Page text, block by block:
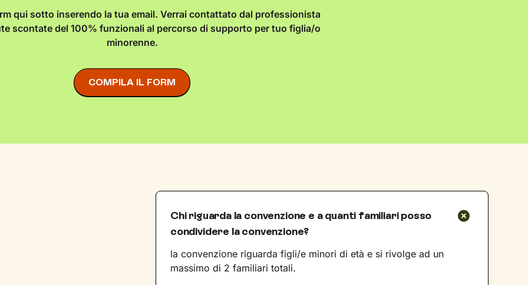
qui sotto inserendo la tua email. Verrai contattato dal professionista
scontate del 100% funzionali al percorso di supporto per tuo figlia/o
minorenne.
COMPILA IL FORM
Chi riguarda la convenzione e a quanti familiari posso
condividere la convenzione?
la convenzione riguarda figli/e minori di età e si rivolge ad un
massimo di 2 familiari totali.